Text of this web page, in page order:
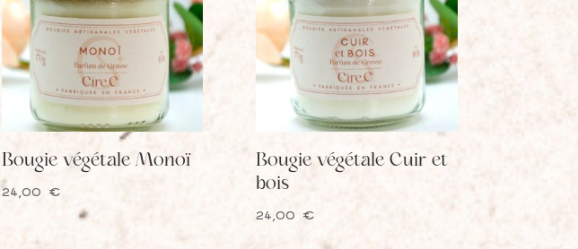
Bougie végétale Monoï
24,00 €
Bougie végétale Cuir et
bois
24,00 €